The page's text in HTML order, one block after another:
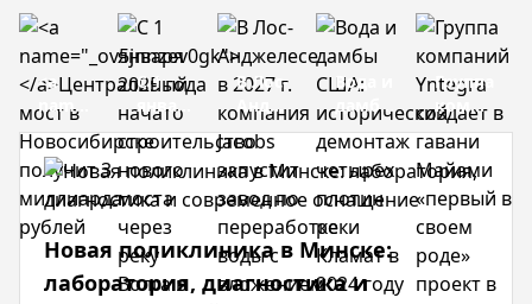
<a
name="_ov5jnnzev0gk">
</a>Центральный
мост в
Новосибирске
получит
3
миллиарда
рублей
С 1
января
2025
года
начато
строительство
нового
моста
через
реку
В Лос-
Анджелесе
в 2027
г.
компания
Jacobs
запустит
завод
по
переработке
Вода и
дамбы
США:
исторический
демонтаж
четырех
плотин
реки
Кламат
в 2024
Группа
компаний
Yntegra
создает
в
гавани
Майами
«первый
в
своем
Новая поликлиника в Минске:
лаборатория, диагностика и